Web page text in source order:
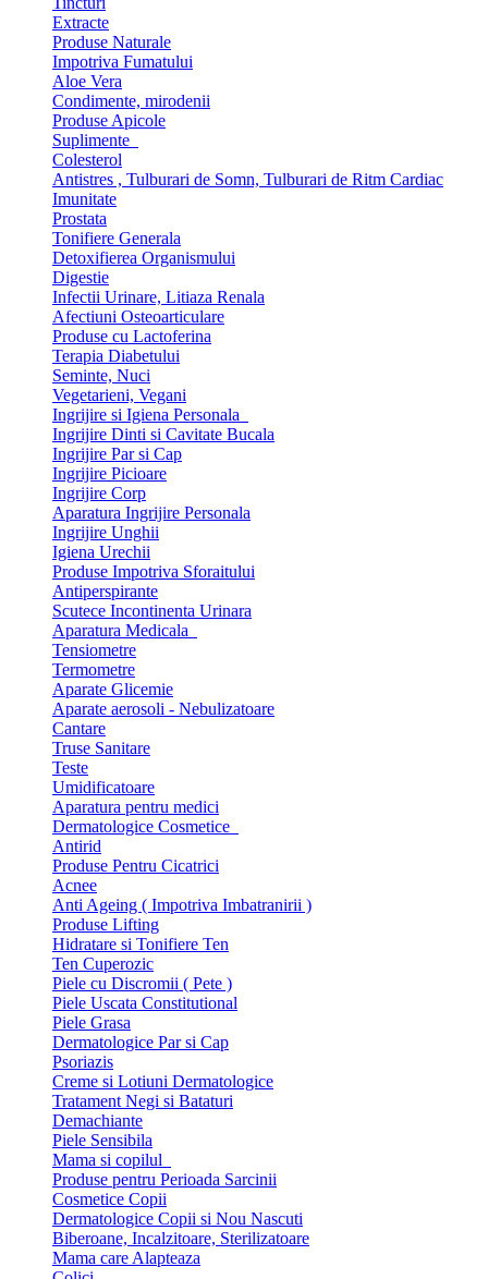
Extracte
Produse Naturale
Impotriva Fumatului
Aloe Vera
Condimente, mirodenii
Produse Apicole
Suplimente
Colesterol
Antistres , Tulburari de Somn, Tulburari de Ritm Cardiac
Imunitate
Prostata
Tonifiere Generala
Detoxifierea Organismului
Digestie
Infectii Urinare, Litiaza Renala
Afectiuni Osteoarticulare
Produse cu Lactoferina
Terapia Diabetului
Seminte, Nuci
Vegetarieni, Vegani
Ingrijire si Igiena Personala
Ingrijire Dinti si Cavitate Bucala
Ingrijire Par si Cap
Ingrijire Picioare
Ingrijire Corp
Aparatura Ingrijire Personala
Ingrijire Unghii
Igiena Urechii
Produse Impotriva Sforaitului
Antiperspirante
Scutece Incontinenta Urinara
Aparatura Medicala
Tensiometre
Termometre
Aparate Glicemie
Aparate aerosoli - Nebulizatoare
Cantare
Truse Sanitare
Teste
Umidificatoare
Aparatura pentru medici
Dermatologice Cosmetice
Antirid
Produse Pentru Cicatrici
Acnee
Anti Ageing ( Impotriva Imbatranirii )
Produse Lifting
Hidratare si Tonifiere Ten
Ten Cuperozic
Piele cu Discromii ( Pete )
Piele Uscata Constitutional
Piele Grasa
Dermatologice Par si Cap
Psoriazis
Creme si Lotiuni Dermatologice
Tratament Negi si Bataturi
Demachiante
Piele Sensibila
Mama si copilul
Produse pentru Perioada Sarcinii
Cosmetice Copii
Dermatologice Copii si Nou Nascuti
Biberoane, Incalzitoare, Sterilizatoare
Mama care Alapteaza